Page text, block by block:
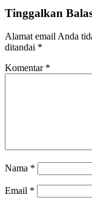
Tinggalkan
Alamat email Anda
ditandai *
Komentar *
Nama *
Email *